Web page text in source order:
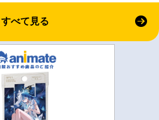
すべて見る